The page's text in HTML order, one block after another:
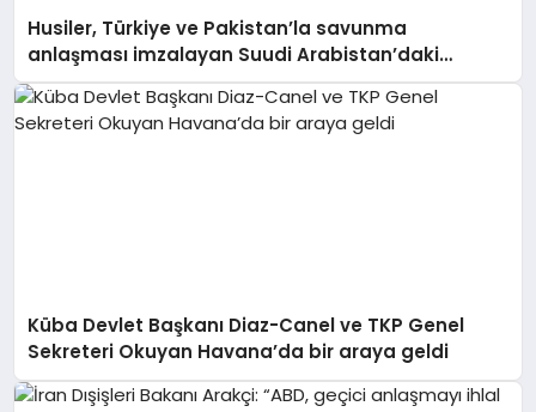
Husiler, Türkiye ve Pakistan’la savunma
anlaşması imzalayan Suudi Arabistan’daki
Aramco rafinerisini hedef aldı
Küba Devlet Başkanı Diaz-Canel ve TKP Genel
Sekreteri Okuyan Havana’da bir araya geldi